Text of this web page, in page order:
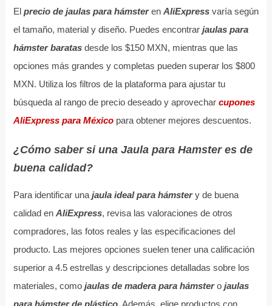
El precio de jaulas para hámsteren AliExpressvaría según
el tamaño, material y diseño. Puedes encontrar jaulas para
hámster baratasdesde los $150 MXN, mientras que las
opciones más grandes y completas pueden superar los $800
MXN. Utiliza los filtros de la plataforma para ajustar tu
búsqueda al rango de precio deseado y aprovechar cupones
AliExpress para Méxicopara obtener mejores descuentos.
¿Cómo saber si una Jaula para Hamster es de
buena calidad?
Para identificar una jaula ideal para hámstery de buena
calidad en AliExpress, revisa las valoraciones de otros
compradores, las fotos reales y las especificaciones del
producto. Las mejores opciones suelen tener una calificación
superior a 4.5 estrellas y descripciones detalladas sobre los
materiales, como jaulas de madera para hámstero jaulas
para hámster de plástico. Además, elige productos con